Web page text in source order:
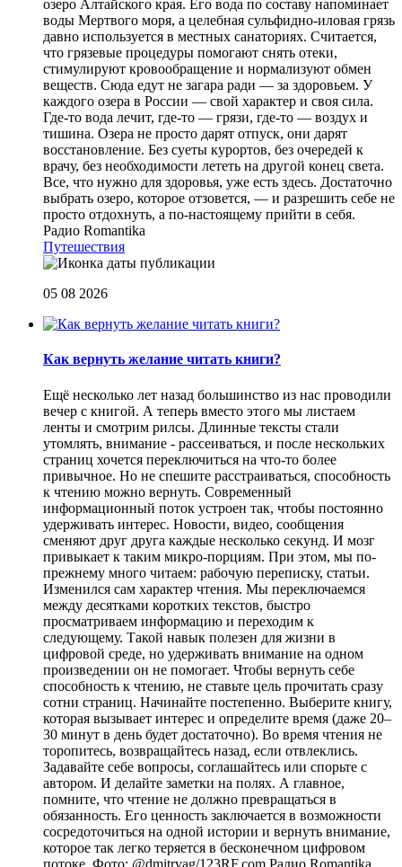
озеро Алтайского края. Его вода по составу напоминает
воды Мертвого моря, а целебная сульфидно-иловая грязь
давно используется в местных санаториях. Считается,
что грязевые процедуры помогают снять отеки,
стимулируют кровообращение и нормализуют обмен
веществ. Сюда едут не загара ради — за здоровьем. У
каждого озера в России — свой характер и своя сила.
Где-то вода лечит, где-то — грязи, где-то — воздух и
тишина. Озера не просто дарят отпуск, они дарят
восстановление. Без суеты курортов, без очередей к
врачу, без необходимости лететь на другой конец света.
Все, что нужно для здоровья, уже есть здесь. Достаточно
выбрать озеро, которое отзовется, — и разрешить себе не
просто отдохнуть, а по-настоящему прийти в себя.
Радио Romantika
Путешествия
05 08 2026
Как вернуть желание читать книги?
Eщё несколько лет назад большинство из нас проводили
вечер с книгой. А теперь вместо этого мы листаем
ленты и смотрим рилсы. Длинные тексты стали
утомлять, внимание - рассеиваться, и после нескольких
страниц хочется переключиться на что-то более
привычное. Но не спешите расстраиваться, способность
к чтению можно вернуть. Современный
информационный поток устроен так, чтобы постоянно
удерживать интерес. Новости, видео, сообщения
сменяют друг друга каждые несколько секунд. И мозг
привыкает к таким микро-порциям. При этом, мы по-
прежнему много читаем: рабочую переписку, статьи.
Изменился сам характер чтения. Мы переключаемся
между десятками коротких текстов, быстро
просматриваем информацию и переходим к
следующему. Такой навык полезен для жизни в
цифровой среде, но удерживать внимание на одном
произведении он не помогает. Чтобы вернуть себе
способность к чтению, не ставьте цель прочитать сразу
сотни страниц. Начинайте постепенно. Выберите книгу,
которая вызывает интерес и определите время (даже 20–
30 минут в день будет достаточно). Во время чтения не
торопитесь, возвращайтесь назад, если отвлеклись.
Задавайте себе вопросы, соглашайтесь или спорьте с
автором. И делайте заметки на полях. А главное,
помните, что чтение не должно превращаться в
обязанность. Его ценность заключается в возможности
сосредоточиться на одной истории и вернуть внимание,
которое так легко теряется в бесконечном цифровом
потоке. Фото: @dmitryag/123RF.com Радио Romantika